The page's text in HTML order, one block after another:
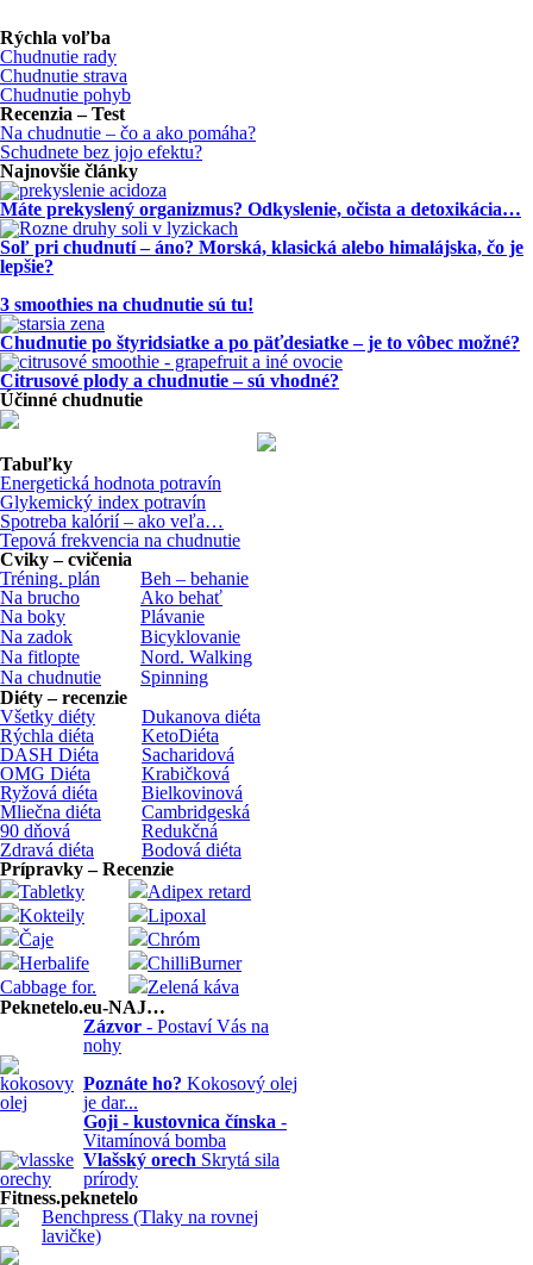
Rýchla voľba
Chudnutie rady
Chudnutie strava
Chudnutie pohyb
Recenzia – Test
Na chudnutie – čo a ako pomáha?
Schudnete bez jojo efektu?
Najnovšie články
Máte prekyslený organizmus? Odkyslenie, očista a detoxikácia…
Soľ pri chudnutí – áno? Morská, klasická alebo himalájska, čo je
lepšie?
3 smoothies na chudnutie sú tu!
Chudnutie po štyridsiatke a po päťdesiatke – je to vôbec možné?
Citrusové plody a chudnutie – sú vhodné?
Účinné chudnutie
Tabuľky
Energetická hodnota potravín
Glykemický index potravín
Spotreba kalórií – ako veľa…
Tepová frekvencia na chudnutie
Cviky – cvičenia
Tréning. plán
Beh – behanie
Na brucho
Ako behať
Na boky
Plávanie
Na zadok
Bicyklovanie
Na fitlopte
Nord. Walking
Na chudnutie
Spinning
Diéty – recenzie
Všetky diéty
Dukanova diéta
Rýchla diéta
KetoDiéta
DASH Diéta
Sacharidová
OMG Diéta
Krabičková
Ryžová diéta
Bielkovinová
Mliečna diéta
Cambridgeská
90 dňová
Redukčná
Zdravá diéta
Bodová diéta
Prípravky – Recenzie
Tabletky
Adipex retard
Kokteily
Lipoxal
Čaje
Chróm
Herbalife
ChilliBurner
Cabbage for.
Zelená káva
Peknetelo.eu-NAJ…
Zázvor - Postaví Vás na
nohy
Poznáte ho? Kokosový olej
je dar...
Goji - kustovnica čínska -
Vitamínová bomba
Vlašský orech Skrytá sila
prírody
Fitness.peknetelo
Benchpress (Tlaky na rovnej
lavičke)